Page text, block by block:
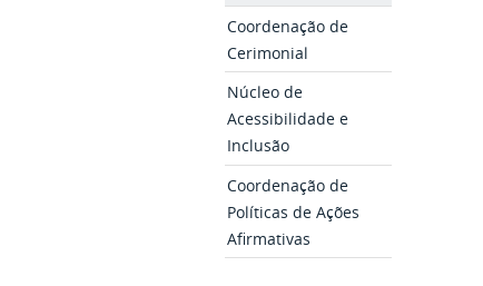
Coordenação de
Cerimonial
Núcleo de
Acessibilidade e
Inclusão
Coordenação de
Políticas de Ações
Afirmativas